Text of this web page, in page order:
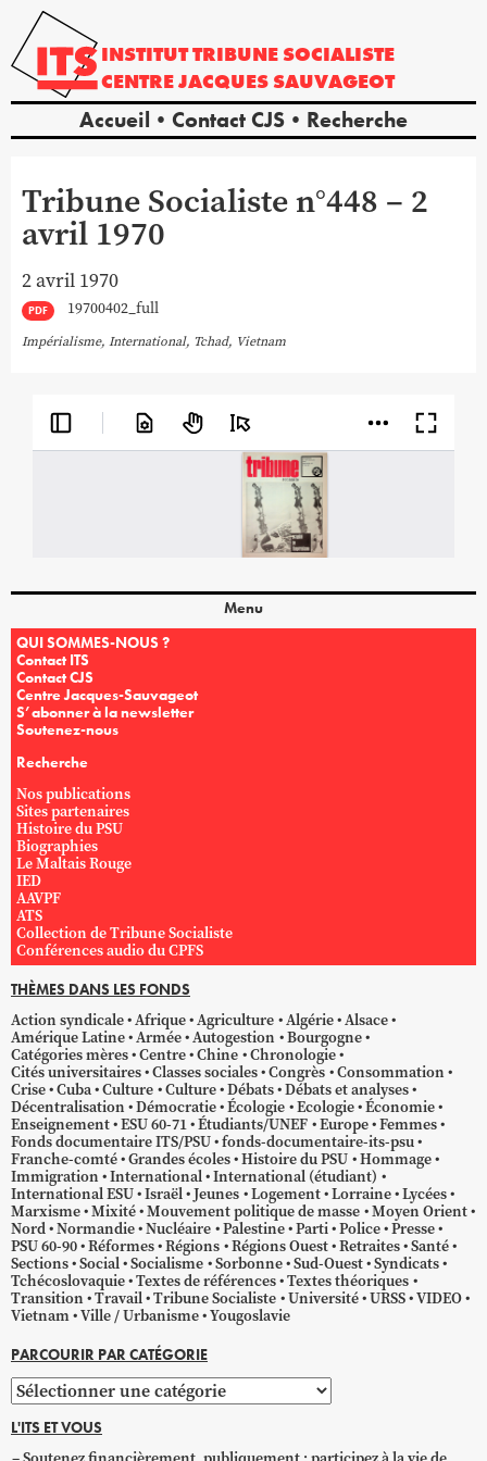
INSTITUTTRIBUNE SOCIALISTE
CENTREJACQUES SAUVAGEOT
Accueil Contact CJS Recherche
Tribune Socialiste n°448 – 2
avril 1970
2 avril 1970
PDF 19700402_full
Impérialisme, International, Tchad, Vietnam
Menu
QUI SOMMES-NOUS ?
Contact ITS
Contact CJS
Centre Jacques-Sauvageot
S’abonner à la newsletter
Soutenez-nous
Recherche
Nos publications
Sites partenaires
Histoire du PSU
Biographies
Le Maltais Rouge
IED
AAVPF
ATS
Collection de Tribune Socialiste
Conférences audio du CPFS
THÈMES DANS LES FONDS
Action syndicale Afrique Agriculture Algérie Alsace
Amérique Latine Armée Autogestion
Bourgogne
Catégories mères Centre Chine Chronologie
Cités universitaires Classes sociales Congrès Consommation
Crise Cuba Culture Culture Débats Débats et analyses
Décentralisation Démocratie Écologie Ecologie Économie
Enseignement ESU 60-71 Étudiants/UNEF Europe Femmes
Fonds documentaire ITS/PSU fonds-documentaire-its-psu
Franche-comté Grandes écoles Histoire du PSU Hommage
Immigration International International (étudiant)
International ESU Israël Jeunes Logement Lorraine Lycées
Marxisme Mixité Mouvement politique de masse Moyen Orient
Nord Normandie Nucléaire Palestine Parti Police Presse
PSU 60-90 Réformes Régions Régions Ouest Retraites Santé
Sections Social Socialisme Sorbonne Sud-Ouest Syndicats
Tchécoslovaquie Textes de références Textes théoriques
Transition Travail Tribune Socialiste Université URSS VIDEO
Vietnam Ville / Urbanisme Yougoslavie
PARCOURIR PAR CATÉGORIE
Parcourir
par
catégorie
L'ITS ET VOUS